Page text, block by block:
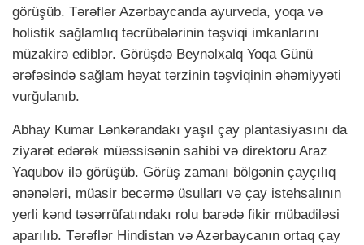
görüşüb. Tərəflər Azərbaycanda ayurveda, yoqa və
holistik sağlamlıq təcrübələrinin təşviqi imkanlarını
müzakirə ediblər. Görüşdə Beynəlxalq Yoqa Günü
ərəfəsində sağlam həyat tərzinin təşviqinin əhəmiyyəti
vurğulanıb.
Abhay Kumar Lənkərandakı yaşıl çay plantasiyasını da
ziyarət edərək müəssisənin sahibi və direktoru Araz
Yaqubov ilə görüşüb. Görüş zamanı bölgənin çayçılıq
ənənələri, müasir becərmə üsulları və çay istehsalının
yerli kənd təsərrüfatındakı rolu barədə fikir mübadiləsi
aparılıb. Tərəflər Hindistan və Azərbaycanın ortaq çay